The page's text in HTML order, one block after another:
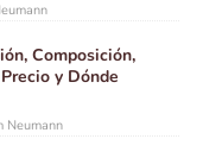
Composición,
y Dónde
Neumann